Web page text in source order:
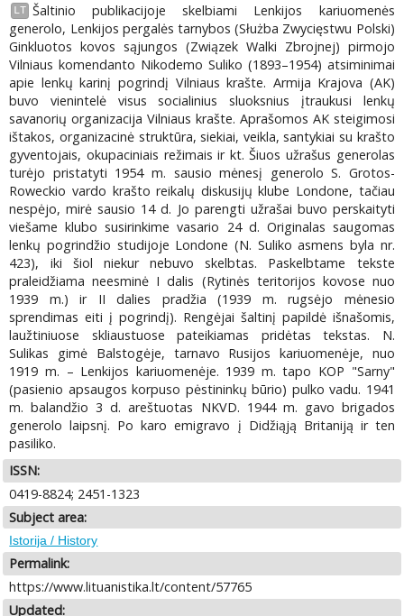
LT Šaltinio publikacijoje skelbiami Lenkijos kariuomenės
generolo, Lenkijos pergalės tarnybos (Służba Zwycięstwu Polski)
Ginkluotos kovos sąjungos (Związek Walki Zbrojnej) pirmojo
Vilniaus komendanto Nikodemo Suliko (1893–1954) atsiminimai
apie lenkų karinį pogrindį Vilniaus krašte. Armija Krajova (AK)
buvo vienintelė visus socialinius sluoksnius įtraukusi lenkų
savanorių organizacija Vilniaus krašte. Aprašomos AK steigimosi
ištakos, organizacinė struktūra, siekiai, veikla, santykiai su krašto
gyventojais, okupaciniais režimais ir kt. Šiuos užrašus generolas
turėjo pristatyti 1954 m. sausio mėnesį generolo S. Grotos-
Roweckio vardo krašto reikalų diskusijų klube Londone, tačiau
nespėjo, mirė sausio 14 d. Jo parengti užrašai buvo perskaityti
viešame klubo susirinkime vasario 24 d. Originalas saugomas
lenkų pogrindžio studijoje Londone (N. Suliko asmens byla nr.
423), iki šiol niekur nebuvo skelbtas. Paskelbtame tekste
praleidžiama neesminė I dalis (Rytinės teritorijos kovose nuo
1939 m.) ir II dalies pradžia (1939 m. rugsėjo mėnesio
sprendimas eiti į pogrindį). Rengėjai šaltinį papildė išnašomis,
laužtiniuose skliaustuose pateikiamas pridėtas tekstas. N.
Sulikas gimė Balstogėje, tarnavo Rusijos kariuomenėje, nuo
1919 m. – Lenkijos kariuomenėje. 1939 m. tapo KOP "Sarny"
(pasienio apsaugos korpuso pėstininkų būrio) pulko vadu. 1941
m. balandžio 3 d. areštuotas NKVD. 1944 m. gavo brigados
generolo laipsnį. Po karo emigravo į Didžiąją Britaniją ir ten
pasiliko.
ISSN:
0419-8824; 2451-1323
Subject area:
Istorija / History
Permalink:
https://www.lituanistika.lt/content/57765
Updated: